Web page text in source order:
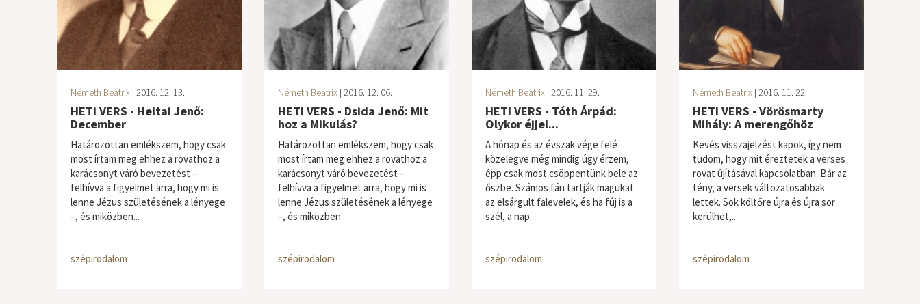
Németh Beatrix| 2016. 12. 13.
HETi VERS - Heltai Jenő:
December
Határozottan emlékszem, hogy csak
most írtam meg ehhez a rovathoz a
karácsonyt váró bevezetést –
felhívva a figyelmet arra, hogy mi is
lenne Jézus születésének a lényege
–, és miközben...
szépirodalom
Németh Beatrix| 2016. 12. 06.
HETI VERS - Dsida Jenő: Mit
hoz a Mikulás?
Határozottan emlékszem, hogy csak
most írtam meg ehhez a rovathoz a
karácsonyt váró bevezetést –
felhívva a figyelmet arra, hogy mi is
lenne Jézus születésének a lényege
–, és miközben...
szépirodalom
Németh Beatrix| 2016. 11. 29.
HETI VERS - Tóth Árpád:
Olykor éjjel...
A hónap és az évszak vége felé
közelegve még mindig úgy érzem,
épp csak most csöppentünk bele az
őszbe. Számos fán tartják magukat
az elsárgult falevelek, és ha fúj is a
szél, a nap...
szépirodalom
Németh Beatrix| 2016. 11. 22.
HETI VERS - Vörösmarty
Mihály: A merengőhöz
Kevés visszajelzést kapok, így nem
tudom, hogy mit éreztetek a verses
rovat újításával kapcsolatban. Bár az
tény, a versek változatosabbak
lettek. Sok költőre újra és újra sor
kerülhet,...
szépirodalom